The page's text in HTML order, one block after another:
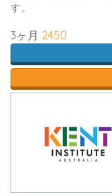
す。
3ヶ月 2450